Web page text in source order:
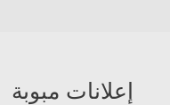
إعلانات مبوبة